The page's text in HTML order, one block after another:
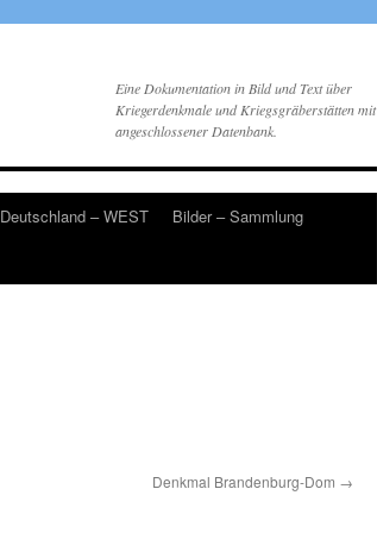
Eine Dokumentation in Bild und Text über
Kriegerdenkmale und Kriegsgräberstätten mit
angeschlossener Datenbank.
Deutschland – WEST
Bilder – Sammlung
Denkmal Brandenburg-Dom